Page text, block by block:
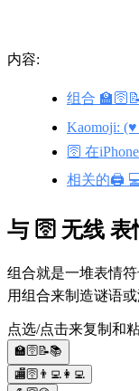
内容:
组合
Kaomoji:
🛜 在
相关的🖨️
与 🛜 无线
组合就是一堆表情
用组合来制造谜语或
点选/点击来复制和
🏫🛜📝📚
🏬🛜👨‍💻👩‍💻